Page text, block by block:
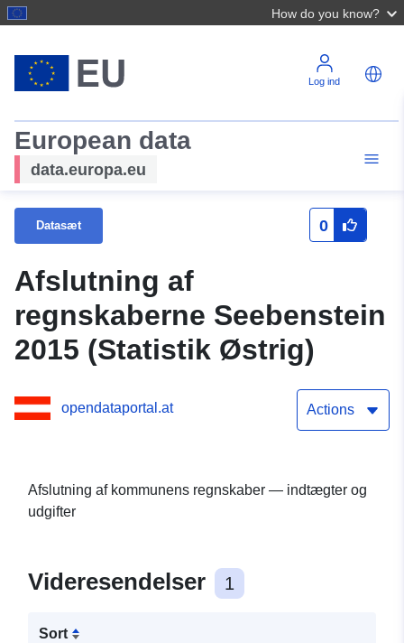
How do you know?
Log ind
European data
data.europa.eu
Datasæt 0
Afslutning af
regnskaberne Seebenstein
2015 (Statistik Østrig)
opendataportal.at Actions
Afslutning af kommunens regnskaber — indtægter og
udgifter
Videresendelser 1
Sort